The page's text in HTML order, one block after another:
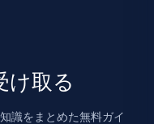
け取る
識をまとめた無料ガイ